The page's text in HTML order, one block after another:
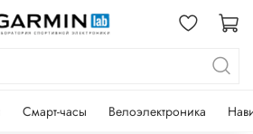
Смарт-часы Велоэлектроника